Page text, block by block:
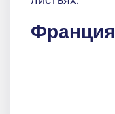
Франция